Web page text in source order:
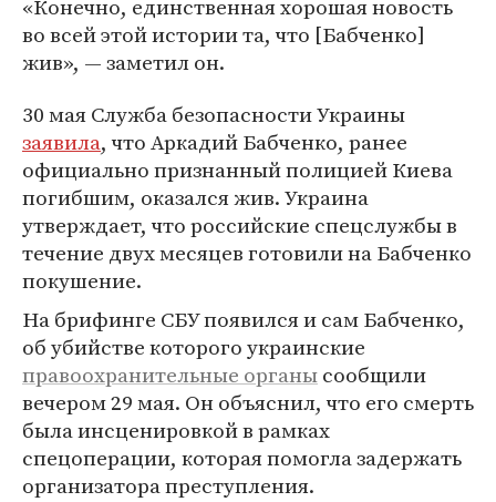
«Конечно, единственная хорошая новость
во всей этой истории та, что [Бабченко]
жив», — заметил он.
30 мая Служба безопасности Украины
заявила, что Аркадий Бабченко, ранее
официально признанный полицией Киева
погибшим, оказался жив. Украина
утверждает, что российские спецслужбы в
течение двух месяцев готовили на Бабченко
покушение.
На брифинге СБУ появился и сам Бабченко,
об убийстве которого украинские
правоохранительные органысообщили
вечером 29 мая. Он объяснил, что его смерть
была инсценировкой в рамках
спецоперации, которая помогла задержать
организатора преступления.